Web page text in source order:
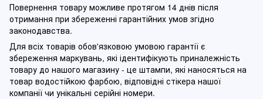
Повернення товару можливе протягом 14 днів після
отримання при збереженні гарантійних умов згідно
законодавства.
Для всіх товарів обов'язковою умовою гарантії є
збереження маркувань, які ідентифікують приналежність
товару до нашого магазину - це штампи, які наносяться на
товар водостійкою фарбою, відповідні стікера нашої
компанії чи унікальні серійні номери.